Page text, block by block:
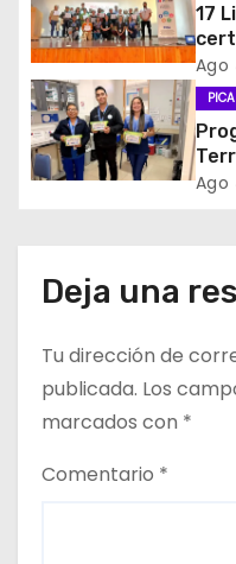
n
d
e
e
t
a
d
a
17
Ago
PICA
Ago
Deja una
Tu dirección de
publicada. Los
marcados con *
Comentario *